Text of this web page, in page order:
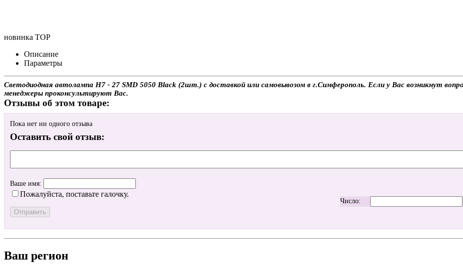
новинка TOP
Описание
Параметры
Светодиодная автолампа H7 - 27 SMD 5050 Black (2шт.) с доставкой или самовывозом в г.Симферополь. Если у Вас возникнут
менеджеры проконсультируют Вас.
Отзывы об этом товаре:
Пока нет ни одного отзыва
Оставить свой отзыв:
Ваше имя:
Пожалуйста, поставьте галочку.
Число:
Ваш регион